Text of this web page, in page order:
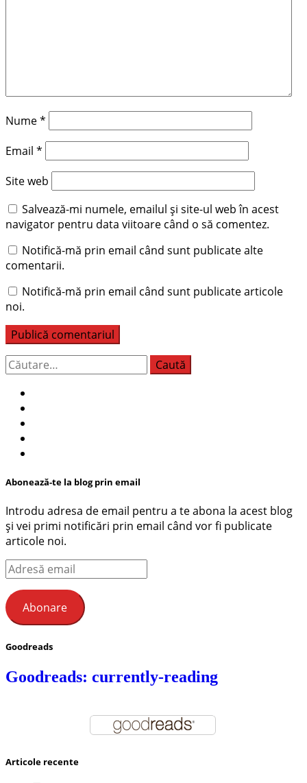
Nume*
Email *
Site web
Salvează-mi numele, emailul și site-ul web în acest
navigator pentru data viitoare când o să comentez.
Notifică-mă prin email când sunt publicate alte
comentarii.
Notifică-mă prin email când sunt publicate articole
noi.
Caută
după:
Abonează-te la blog prin email
Introdu adresa de email pentru a te abona la acest blog
și vei primi notificări prin email când vor fi publicate
articole noi.
Adresă
email
Abonare
Goodreads
Goodreads: currently-reading
Articole recente